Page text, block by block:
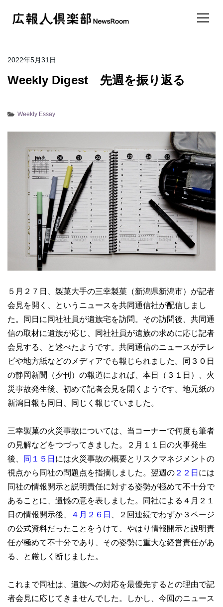
2022年5月31日
Weekly Digest 先週を振り返る
Weekly Essay
５月２７日、製菓大手の三幸製菓（新潟県新潟市）が記者
会見を開く、というニュースを共同通信社が配信しまし
た。同日に同社社員が遺族宅を訪問。その訪問後、共同通
信の取材に遺族が応じ、同社社員が遺族の求めに応じ記者
会見する、と述べたようです。共同通信のニュースがテレ
ビや地方紙などのメディアでも報じられました。同３０日
の静岡新聞（夕刊）の報道によれば、本日（３１日）、火
災事故発生後、初めて記者会見を開くようです。地元紙の
新潟日報も同日、同じく報じていました。
三幸製菓の火災事故については、当コーナーで何度も筆者
の見解などをつづってきました。２月１１日の火事発生
後、
同１５日 には火災事故の概要とリスクマネジメントの
視点から同社の問題点を指摘しました。翌週の ２２日 には
同社の情報開示と説明責任に対する姿勢が極めて不十分で
あることに、遺憾の意を表しました。同社による４月２１
日の情報開示後、
４月２６日
、２回連続でわずか３ページ
の公式資料だったことをうけて、やはり情報開示と説明責
任が極めて不十分であり、その姿勢に重大な経営責任があ
る、と厳しく断じました。
これまで同社は、遺族への対応を最優先するとの理由で記
者会見に応じてきませんでした。しかし、今回のニュース